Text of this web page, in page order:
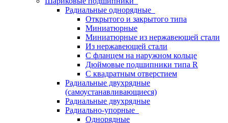
Радиальные однорядные
Открытого и закрытого типа
Миниатюрные
Миниатюрные из нержавеющей стали
Из нержавеющей стали
С фланцем на наружном кольце
Дюймовые подшипники типа R
С квадратным отверстием
Радиальные двухрядные
(самоустанавливающиеся)
Радиальные двухрядные
Радиально-упорные
Однорядные